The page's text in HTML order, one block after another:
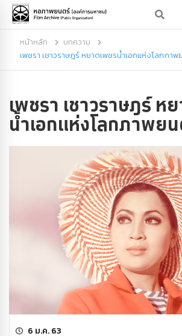
หน้าหลัก
บทความ
เพชรา เชาวราษฎร์ หยาดเพชรน้ำเอกแห่งโลกภาพ
เพชรา เชาวราษฎร์ ห
น้ำเอกแห่งโลกภาพย
6 ม.ค. 63